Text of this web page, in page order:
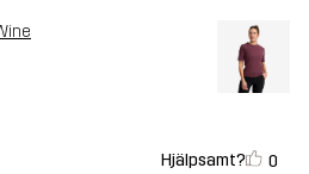
Hjälpsamt? 0